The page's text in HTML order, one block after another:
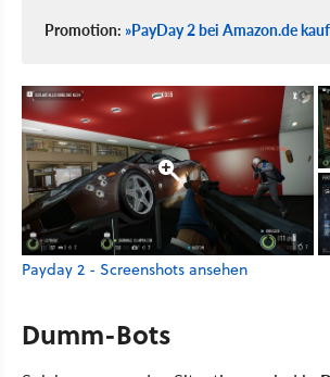
Promotion: »PayDay 2 bei Amazon.de
Payday 2 - Screenshots ansehen
Dumm-Bots